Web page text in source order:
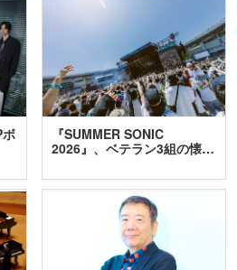
『SUMMER SONIC
2026』、ベテラン3組の懐…